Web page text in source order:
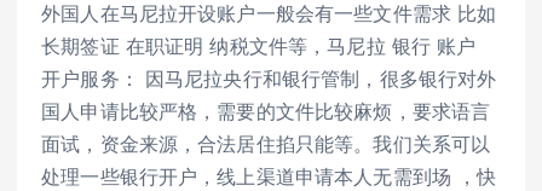
外国人在马尼拉开设账户一般会有一些文件需求 比如
长期签证 在职证明 纳税文件等，马尼拉 银行 账户
开户服务： 因马尼拉央行和银行管制，很多银行对外
国人申请比较严格，需要的文件比较麻烦，要求语言
面试，资金来源，合法居住掐只能等。我们关系可以
处理一些银行开户，线上渠道申请本人无需到场 ，快